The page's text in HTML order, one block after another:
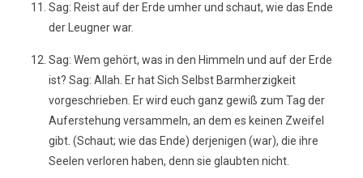
Sag: Reist auf der Erde umher und schaut, wie das Ende
der Leugner war.
Sag: Wem gehört, was in den Himmeln und auf der Erde
ist? Sag: Allah. Er hat Sich Selbst Barmherzigkeit
vorgeschrieben. Er wird euch ganz gewiß zum Tag der
Auferstehung versammeln, an dem es keinen Zweifel
gibt. (Schaut; wie das Ende) derjenigen (war), die ihre
Seelen verloren haben, denn sie glaubten nicht.